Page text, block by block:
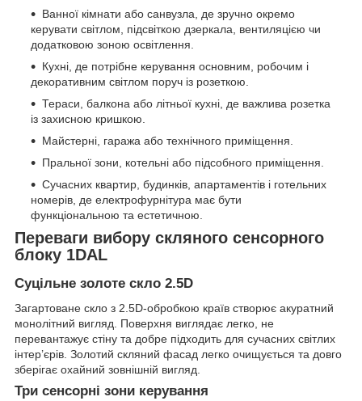
Ванної кімнати або санвузла, де зручно окремо
керувати світлом, підсвіткою дзеркала, вентиляцією чи
додатковою зоною освітлення.
Кухні, де потрібне керування основним, робочим і
декоративним світлом поруч із розеткою.
Тераси, балкона або літньої кухні, де важлива розетка
із захисною кришкою.
Майстерні, гаража або технічного приміщення.
Пральної зони, котельні або підсобного приміщення.
Сучасних квартир, будинків, апартаментів і готельних
номерів, де електрофурнітура має бути
функціональною та естетичною.
Переваги вибору скляного сенсорного
блоку 1DAL
Суцільне золоте скло 2.5D
Загартоване скло з 2.5D-обробкою країв створює акуратний
монолітний вигляд. Поверхня виглядає легко, не
перевантажує стіну та добре підходить для сучасних світлих
інтер’єрів. Золотий скляний фасад легко очищується та довго
зберігає охайний зовнішній вигляд.
Три сенсорні зони керування